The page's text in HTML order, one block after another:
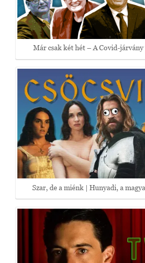
Már csak két hét – A Covid-
Szar, de a miénk | Hunyadi, a